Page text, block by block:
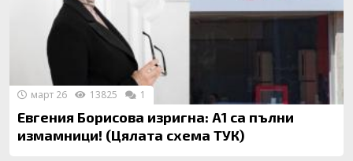
Евгения Борисова изригна: А1 са пълни
измамници! (Цялата схема ТУК)
март 26 13825 1